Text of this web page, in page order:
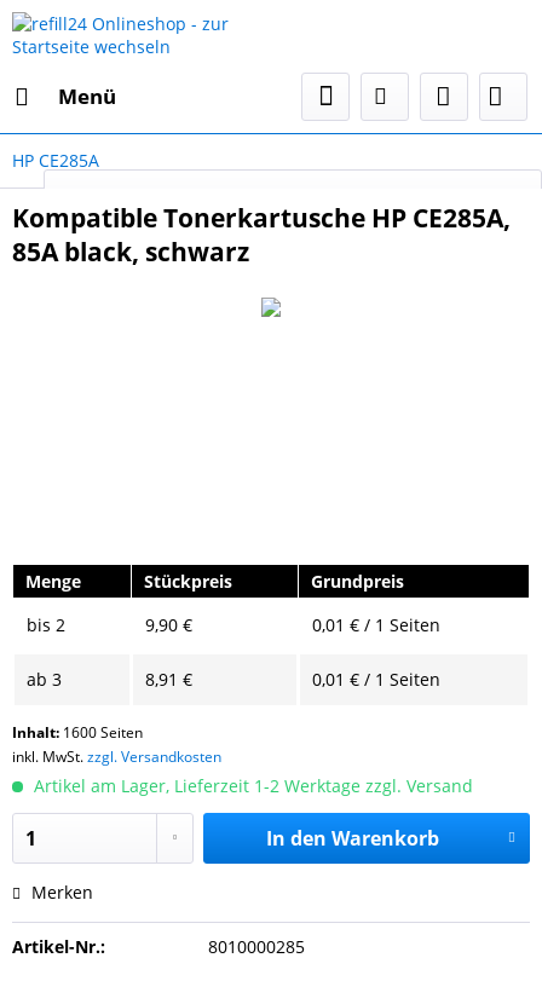
Menü
HP CE285A
Kompatible Tonerkartusche HP CE285A,
85A black, schwarz
Menge Stückpreis
Grundpreis
bis 2 9,90 € 0,01 € / 1 Seiten
ab 3 8,91 € 0,01 € / 1 Seiten
Inhalt: 1600 Seiten
inkl. MwSt.zzgl. Versandkosten
Artikel am Lager, Lieferzeit 1-2 Werktage zzgl. Versand
In den Warenkorb
Merken
Artikel-Nr.: 8010000285